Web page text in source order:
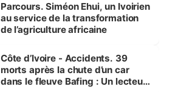
Parcours. Siméon Ehui, un Ivoirien
au service de la transformation
de l’agriculture africaine
Côte d’Ivoire - Accidents. 39
morts après la chute d’un car
dans le fleuve Bafing : Un lecteur